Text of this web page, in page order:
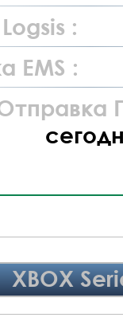
:
EMS :
XBOX